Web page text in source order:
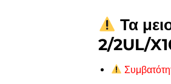
Τα
2/2UL/